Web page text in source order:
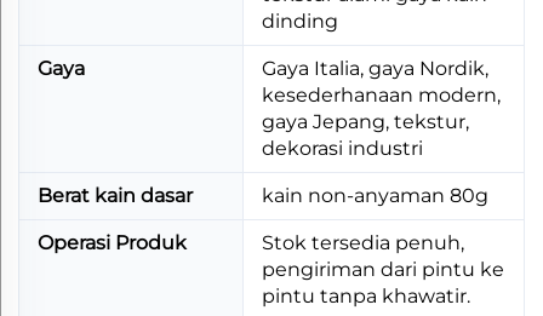
dinding
Gaya
Gaya Italia, gaya Nordik,
kesederhanaan modern,
gaya Jepang, tekstur,
dekorasi industri
Berat kain dasar kain non-anyaman 80g
Operasi Produk
Stok tersedia penuh,
pengiriman dari pintu ke
pintu tanpa khawatir.